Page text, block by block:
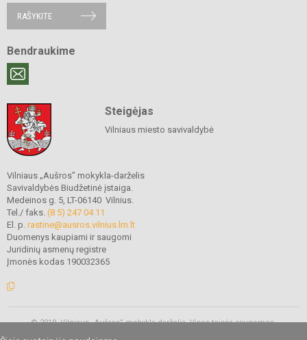
RAŠYKITE
Bendraukime
Steigėjas
Vilniaus miesto savivaldybė
Vilniaus „Aušros” mokykla-darželis
Savivaldybės Biudžetinė įstaiga.
Medeinos g. 5, LT-06140 Vilnius.
Tel./ faks. (8 5) 247 04 11
El. p. rastine@ausros.vilnius.lm.lt
Duomenys kaupiami ir saugomi
Juridinių asmenų registre
Įmonės kodas 190032365
© 2019. Vilniaus „Aušros” mokykla-darželis. Visos teisės saugomos.